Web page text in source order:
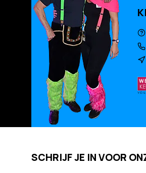
SCHRIJF JE IN VOOR